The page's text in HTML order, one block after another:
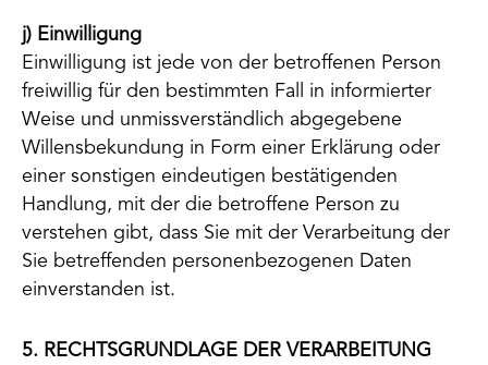
j) Einwilligung
Einwilligung ist jede von der betroffenen Person
freiwillig für den bestimmten Fall in informierter
Weise und unmissverständlich abgegebene
Willensbekundung in Form einer Erklärung oder
einer sonstigen eindeutigen bestätigenden
Handlung, mit der die betroffene Person zu
verstehen gibt, dass Sie mit der Verarbeitung der
Sie betreffenden personenbezogenen Daten
einverstanden ist.
5. RECHTSGRUNDLAGE DER VERARBEITUNG